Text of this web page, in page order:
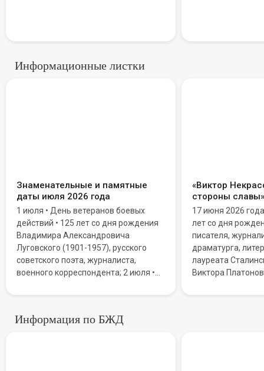
Информационные листки
Знаменательные и памятные
даты июля 2026 года
1 июля • День ветеранов боевых
действий • 125 лет со дня рождения
Владимира Александровича
Луговского (1901-1957), русского
советского поэта, журналиста,
военного корреспондента; 2 июля •
ГИБДД МВД Российской Федерации
«Виктор
стороны славы»
17 июня 2026
лет со дня
писателя,
драматурга,
лауреата
Виктора
Информация по БЖД